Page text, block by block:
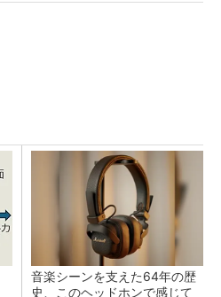
音楽シーンを支えた64年の歴
史、このヘッドホンで感じて